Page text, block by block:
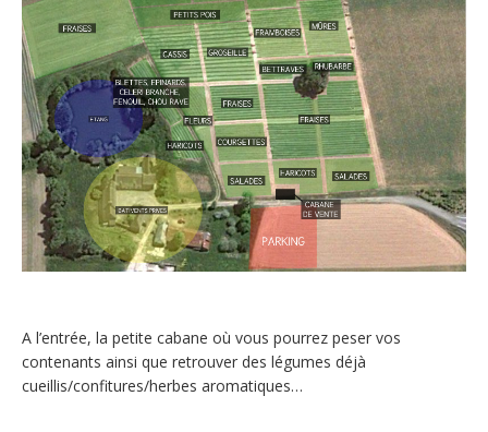
A l’entrée, la petite cabane où vous pourrez peser vos
contenants ainsi que retrouver des légumes déjà
cueillis/confitures/herbes aromatiques…